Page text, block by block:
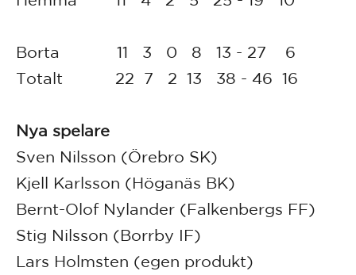
Borta 11 3 0 8 13 - 27 6
Totalt 22 7 2 13 38 - 46 16
Nya spelare
Sven Nilsson (Örebro SK)
Kjell Karlsson (Höganäs BK)
Bernt-Olof Nylander (Falkenbergs FF)
Stig Nilsson (Borrby IF)
Lars Holmsten (egen produkt)